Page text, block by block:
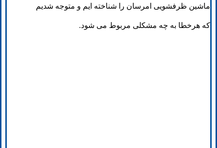
ماشین ظرفشویی امرسان را شناخته ایم و متوجه شدیم
که هرخطا به چه مشکلی مربوط می شود.